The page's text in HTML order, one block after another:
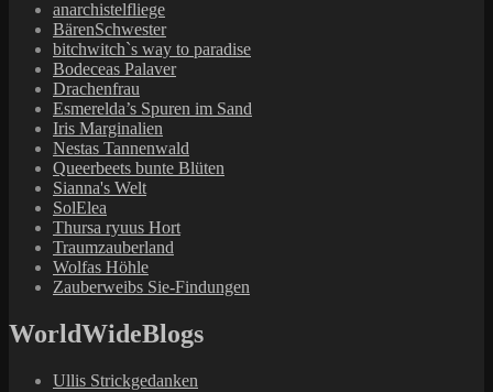
anarchistelfliege
BärenSchwester
bitchwitch`s way to paradise
Bodeceas Palaver
Drachenfrau
Esmerelda’s Spuren im Sand
Iris Marginalien
Nestas Tannenwald
Queerbeets bunte Blüten
Sianna's Welt
SolElea
Thursa ryuus Hort
Traumzauberland
Wolfas Höhle
Zauberweibs Sie-Findungen
WorldWideBlogs
Ullis Strickgedanken